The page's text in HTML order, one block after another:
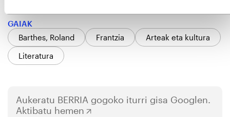
GAIAK
Barthes, Roland
Frantzia
Arteak eta kultura
Literatura
Aukeratu BERRIA gogoko iturri gisa Googlen.
Aktibatu hemen